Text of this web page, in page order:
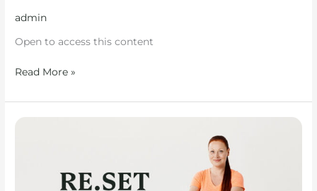
admin
Open to access this content
Read More »